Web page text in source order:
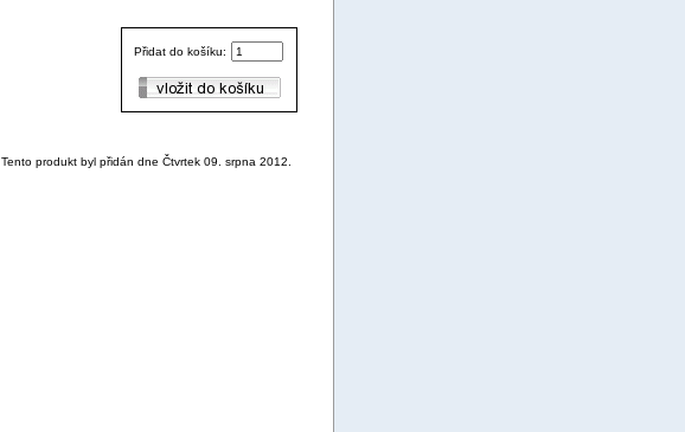
Přidat do košíku:
Tento produkt byl přidán dne Čtvrtek 09. srpna 2012.